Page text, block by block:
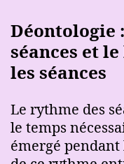
Déontologie
séances et
les séances
Le rythme des
le temps
émergé